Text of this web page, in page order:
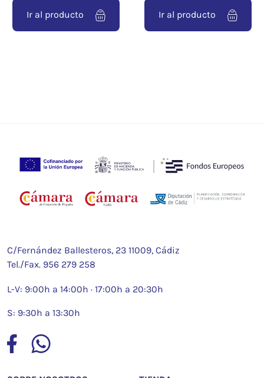
Ir al producto Ir al producto
C/Fernández Ballesteros, 23 11009, Cádiz
Tel./Fax. 956 279 258
L-V: 9:00h a 14:00h · 17:00h a 20:30h
S: 9:30h a 13:30h